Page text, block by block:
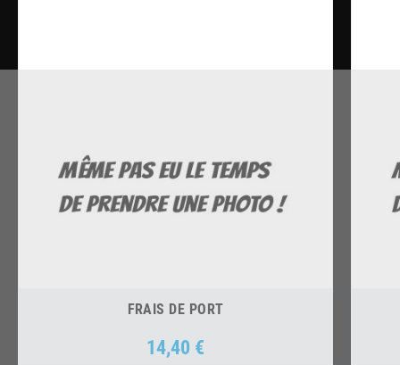
FRAIS DE PORT
Prix
14,40 €